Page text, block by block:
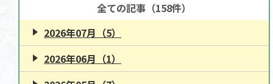
全ての記事（158件）
2026年07月（5）
2026年06月（1）